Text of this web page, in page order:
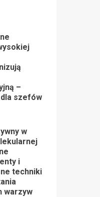
–
szefów
w
i
techniki
warzyw